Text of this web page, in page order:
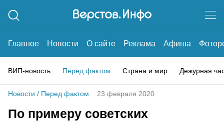
Главное Новости О сайте Реклама Афиша
ВИП-новость Перед фактом Страна и мир Дежурная
Новости / Перед фактом 23 февраля 2020
По примеру советских